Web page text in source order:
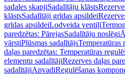
sadales skapjiSadalītāju klāsts
klāstsSadalītāji grīdas apsildei
grīdas apsildeiLodveida ventiļi
paredzētas: PārejasSadalītāju noslēgi
vārstiPlūsmas sadalītājsTemperatūras
daļas paredzētas: Temperatūras
elementu sadalītājiRezerves daļas
sadalītājiApvadiRegulēšanas